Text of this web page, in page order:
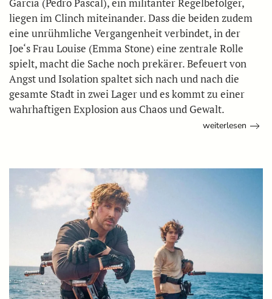
liegen im Clinch miteinander. Dass die beiden zudem
eine unrühmliche Vergangenheit verbindet, in der
Joe‘s Frau Louise (Emma Stone) eine zentrale Rolle
spielt, macht die Sache noch prekärer. Befeuert von
Angst und Isolation spaltet sich nach und nach die
gesamte Stadt in zwei Lager und es kommt zu einer
wahrhaftigen Explosion aus Chaos und Gewalt.
weiterlesen